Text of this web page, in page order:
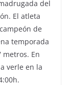
del
El atleta
de
temporada
metros. En
verle en la